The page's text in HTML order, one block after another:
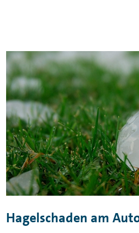
Hagelschaden am